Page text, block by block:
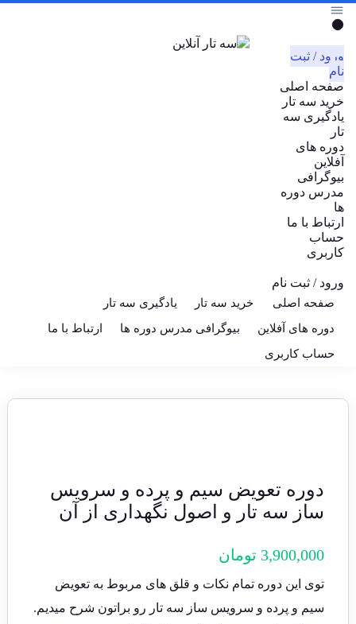
ورود / ثبت
نام
صفحه اصلی
خرید سه تار
یادگیری سه
تار
دوره های
آفلاین
بیوگرافی
مدرس دوره
ها
ارتباط با ما
حساب
کاربری
ورود / ثبت نام
صفحه اصلی خرید سه تار
یادگیری سه تار
دوره های آفلاین
بیوگرافی مدرس دوره ها
ارتباط با ما
حساب کاربری
دوره تعویض سیم و پرده و سرویس
ساز سه تار و اصول نگهداری از آن
3,900,000 تومان
توی این دوره تمام نکات و قلق های مربوط به تعویض
سیم و پرده و سرویس ساز سه تار رو براتون شرح میدیم.